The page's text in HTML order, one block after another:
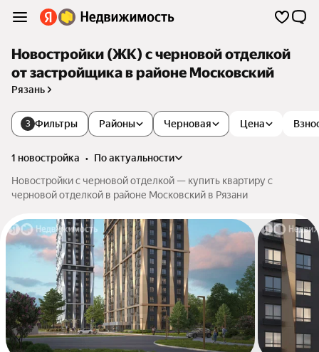
Новостройки (ЖК) с черновой отделкой
от застройщика в районе Московский
Рязань
3 Фильтры Цена
Районы Черновая
1 новостройка •
по актуальности
Новостройки с черновой отделкой — купить квартиру с
черновой отделкой в районе Московский в Рязани